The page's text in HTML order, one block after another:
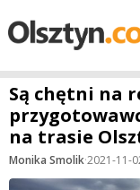
Są chętni na
na trasie
Monika Smolik·2021-11-